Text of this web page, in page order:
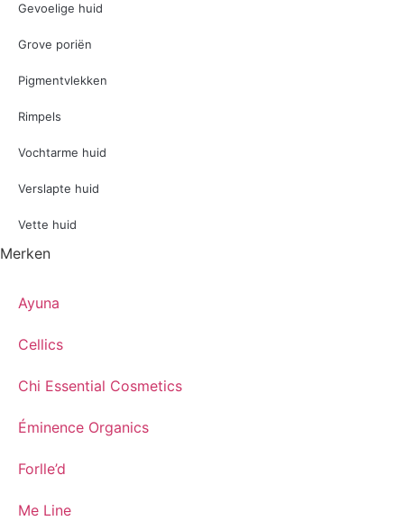
Gevoelige huid
Grove poriën
Pigmentvlekken
Rimpels
Vochtarme huid
Verslapte huid
Vette huid
Merken
Ayuna
Cellics
Chi Essential Cosmetics
Éminence Organics
Forlle’d
Me Line